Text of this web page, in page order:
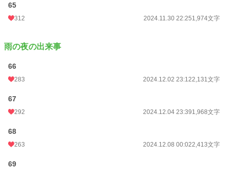
65
312 2024.11.30 22:251,974文字
雨の夜の出来事
66
283 2024.12.02 23:122,131文字
67
292 2024.12.04 23:391,968文字
68
263 2024.12.08 00:022,413文字
69